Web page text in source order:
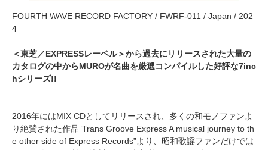
FOURTH WAVE RECORD FACTORY / FWRF-011 / Japan / 202
4
＜東芝／EXPRESSレーベル＞から過去にリリースされた大量の
カタログの中からMUROが名曲を厳選コンパイルした好評な7inc
hシリーズ!!
2016年にはMIX CDとしてリリースされ、多くの和モノファンよ
り絶賛された作品”Trans Groove Express A musical journey to th
e other side of Express Records”より、昭和歌謡ファンだけでは